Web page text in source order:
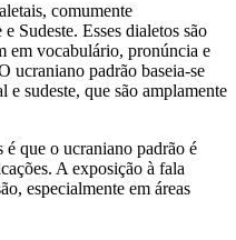
comumente
Sudeste. Esses dialetos são
em vocabulário, pronúncia e
ucraniano padrão baseia-se
e sudeste, que são amplamente
que o ucraniano padrão é
A exposição à fala
especialmente em áreas